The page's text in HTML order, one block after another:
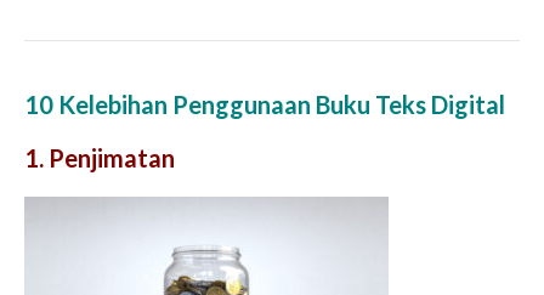
10 Kelebihan Penggunaan Buku Teks Digital
1. Penjimatan